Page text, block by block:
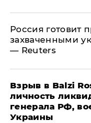
​Россия готовит
захваченными
— Reuters
​Взрыв в Balzi
личность
генерала РФ,
Украины